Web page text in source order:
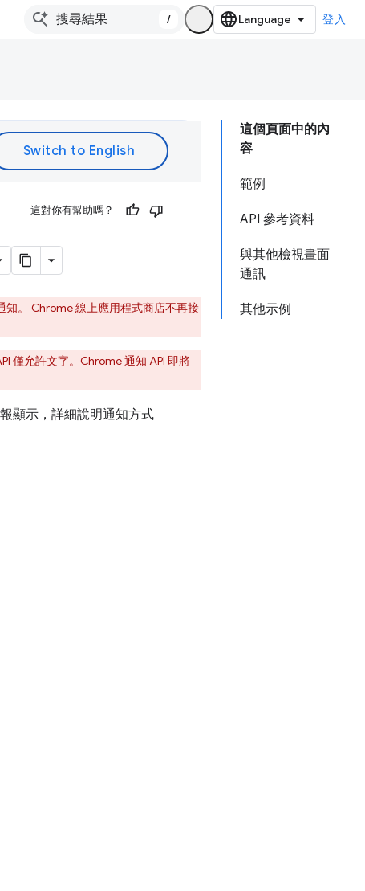
/ 登入
這個頁面中的內
容
範例
API 參考資料
與其他檢視畫面
通訊
其他示例
這對你有幫助嗎？
知。 Chrome 線上應用程式商店不再接
僅允許文字。 Chrome 通知 API 即將
顯示，詳細說明通知方式